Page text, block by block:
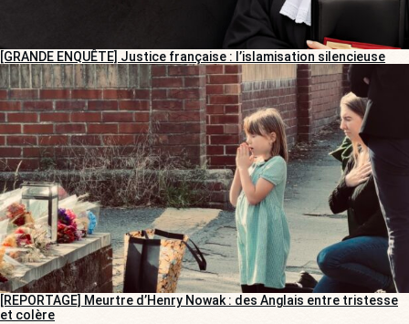
[GRANDE ENQUÊTE] Justice française : l’islamisation silencieuse
[REPORTAGE] Meurtre d’Henry Nowak : des Anglais entre tristesse
et colère